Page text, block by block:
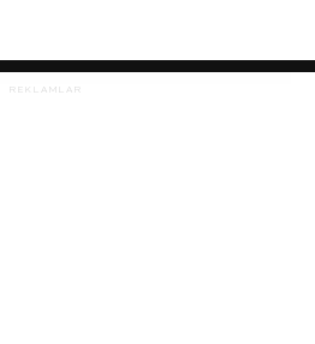
REKLAMLAR